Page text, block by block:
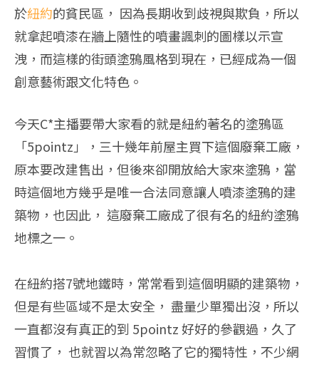
於紐約的貧民區， 因為長期收到歧視與欺負，所以
就拿起噴漆在牆上隨性的噴畫諷刺的圖樣以示宣
洩，而這樣的街頭塗鴉風格到現在，已經成為一個
創意藝術跟文化特色。
今天C*主播要帶大家看的就是紐約著名的塗鴉區
「5pointz」，三十幾年前屋主買下這個廢棄工廠，
原本要改建售出，但後來卻開放給大家來塗鴉，當
時這個地方幾乎是唯一合法同意讓人噴漆塗鴉的建
築物，也因此， 這廢棄工廠成了很有名的紐約塗鴉
地標之一。
在紐約搭7號地鐵時，常常看到這個明顯的建築物，
但是有些區域不是太安全， 盡量少單獨出沒，所以
一直都沒有真正的到 5pointz 好好的參觀過，久了
習慣了， 也就習以為常忽略了它的獨特性，不少網